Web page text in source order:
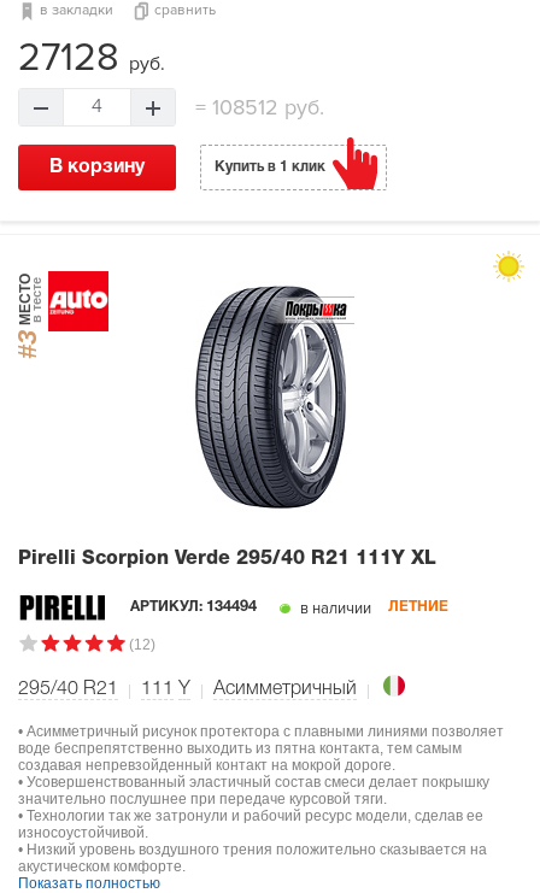
в закладки сравнить
27128 руб.
4 = 108512 руб.
В корзину Купить в 1 клик
#3
МЕСТОв тесте
Pirelli Scorpion Verde 295/40 R21 111Y XL
АРТИКУЛ: 134494 в наличии ЛЕТНИЕ
(12)
295/40 R21 111 Y Асимметричный
• Асимметричный рисунок протектора с плавными линиями позволяет
воде беспрепятственно выходить из пятна контакта, тем самым
создавая непревзойденный контакт на мокрой дороге.
• Усовершенствованный эластичный состав смеси делает покрышку
значительно послушнее при передаче курсовой тяги.
• Технологии так же затронули и рабочий ресурс модели, сделав ее
износоустойчивой.
• Низкий уровень воздушного трения положительно сказывается на
акустическом комфорте.
Показать полностью